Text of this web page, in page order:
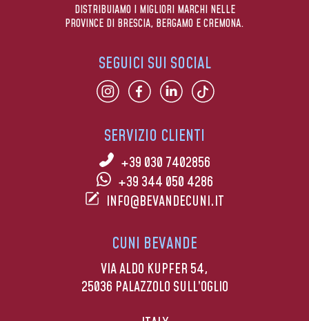
DISTRIBUIAMO I MIGLIORI MARCHI NELLE
PROVINCE DI BRESCIA, BERGAMO E CREMONA.
SERVIZIO CLIENTI
+39 030 7402856
+39 344 050 4286
INFO@BEVANDECUNI.IT
CUNI BEVANDE
VIA ALDO KUPFER 54,
25036 PALAZZOLO SULL’OGLIO
SEGUICI SUI SOCIAL